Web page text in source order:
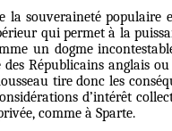
souveraineté populaire
qui permet à la
un dogme
Républicains anglais
tire donc les
d’intérêt
comme à Sparte.